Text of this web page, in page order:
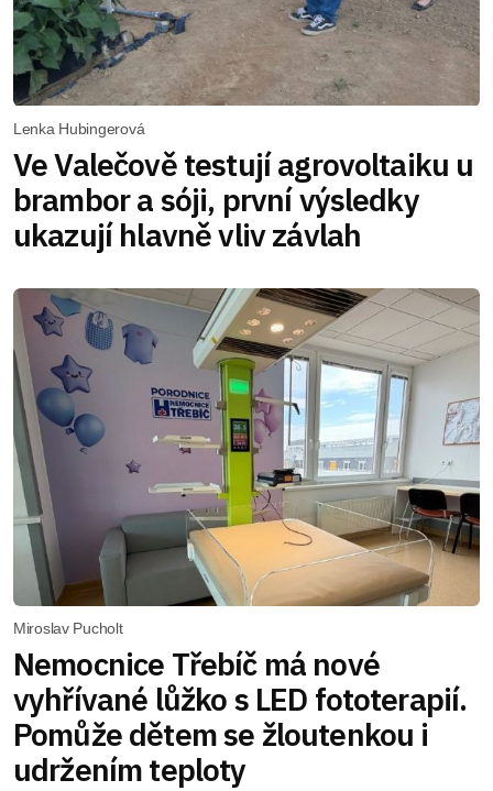
Lenka Hubingerová
Ve Valečově testují agrovoltaiku u
brambor a sóji, první výsledky
ukazují hlavně vliv závlah
Miroslav Pucholt
Nemocnice Třebíč má nové
vyhřívané lůžko s LED fototerapií.
Pomůže dětem se žloutenkou i
udržením teploty